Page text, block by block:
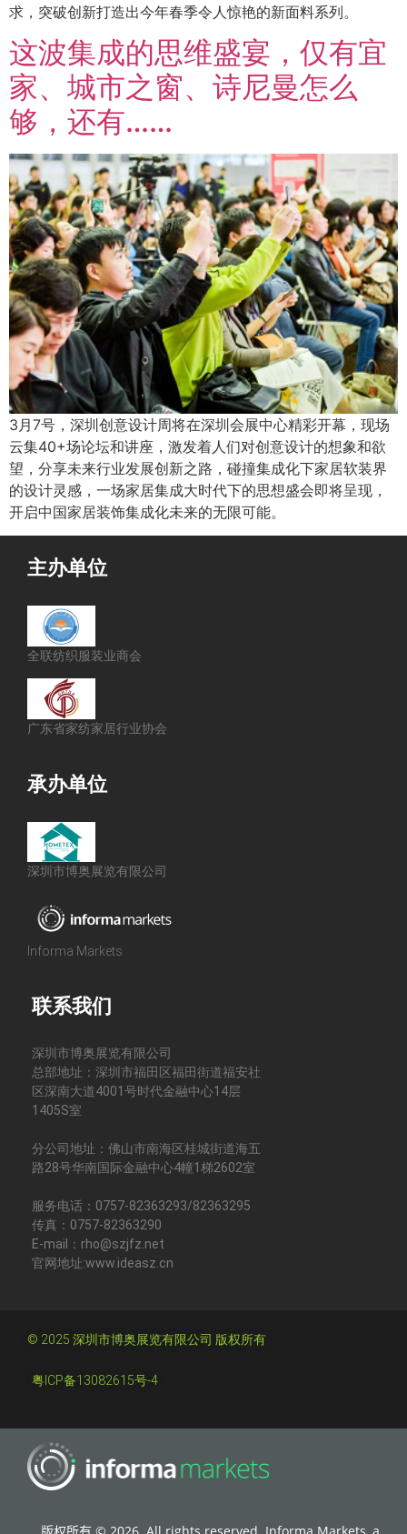
求，突破创新打造出今年春季令人惊艳的新面料系列。
这波集成的思维盛宴，仅有宜
家、城市之窗、诗尼曼怎么
够，还有……
3月7号，深圳创意设计周将在深圳会展中心精彩开幕，现场
云集40+场论坛和讲座，激发着人们对创意设计的想象和欲
望，分享未来行业发展创新之路，碰撞集成化下家居软装界
的设计灵感，一场家居集成大时代下的思想盛会即将呈现，
开启中国家居装饰集成化未来的无限可能。
主办单位
全联纺织服装业商会
广东省家纺家居行业协会
承办单位
深圳市博奥展览有限公司
Informa Markets
联系我们
深圳市博奥展览有限公司
总部地址：深圳市福田区福田街道福安社
区深南大道4001号时代金融中心14层
1405S室
分公司地址：佛山市南海区桂城街道海五
路28号华南国际金融中心4幢1梯2602室
服务电话：0757-82363293/82363295
传真：0757-82363290
E-mail：rho@szjfz.net
官网地址:www.ideasz.cn
© 2025 深圳市博奥展览有限公司 版权所有
粤ICP备13082615号-4